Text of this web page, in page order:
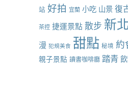
站 好拍 宜蘭 小吃 山景 復
茶控 捷運景點 散步 新北
漫 犯規美食 甜點 秘境 約
親子景點 讀書咖啡廳 踏青